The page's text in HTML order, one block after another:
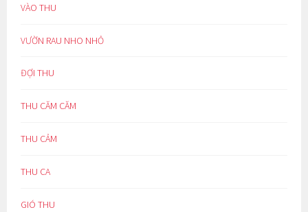
VÀO THU
VƯỜN RAU NHO NHỎ
ĐỢI THU
THU CĂM CĂM
THU CẢM
THU CA
GIÓ THU